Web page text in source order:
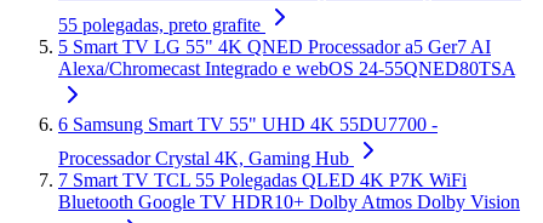
55 polegadas, preto grafite
5 Smart TV LG 55" 4K QNED Processador a5 Ger7 AI
Alexa/Chromecast Integrado e webOS 24-55QNED80TSA
6 Samsung Smart TV 55" UHD 4K 55DU7700 -
Processador Crystal 4K, Gaming Hub
7 Smart TV TCL 55 Polegadas QLED 4K P7K WiFi
Bluetooth Google TV HDR10+ Dolby Atmos Dolby Vision